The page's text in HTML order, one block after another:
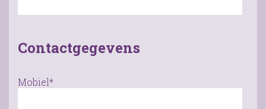
Contactgegevens
Mobiel*